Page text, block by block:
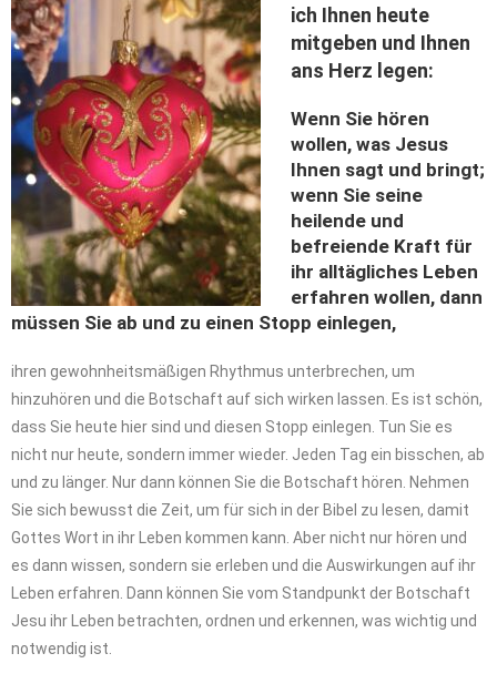
ich Ihnen heute
mitgeben und Ihnen
ans Herz legen:
Wenn Sie hören
wollen, was Jesus
Ihnen sagt und bringt;
wenn Sie seine
heilende und
befreiende Kraft für
ihr alltägliches Leben
erfahren wollen, dann
müssen Sie ab und zu einen Stopp einlegen,
ihren gewohnheitsmäßigen Rhythmus unterbrechen, um
hinzuhören und die Botschaft auf sich wirken lassen. Es ist schön,
dass Sie heute hier sind und diesen Stopp einlegen. Tun Sie es
nicht nur heute, sondern immer wieder. Jeden Tag ein bisschen, ab
und zu länger. Nur dann können Sie die Botschaft hören. Nehmen
Sie sich bewusst die Zeit, um für sich in der Bibel zu lesen, damit
Gottes Wort in ihr Leben kommen kann. Aber nicht nur hören und
es dann wissen, sondern sie erleben und die Auswirkungen auf ihr
Leben erfahren. Dann können Sie vom Standpunkt der Botschaft
Jesu ihr Leben betrachten, ordnen und erkennen, was wichtig und
notwendig ist.